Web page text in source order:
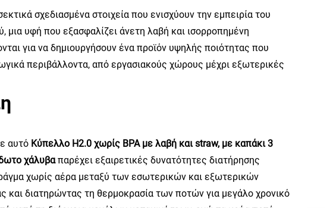
σχεδιασμένα στοιχεία που ενισχύουν την εμπειρία του
υφή που εξασφαλίζει άνετη λαβή και ισορροπημένη
για να δημιουργήσουν ένα προϊόν υψηλής ποιότητας που
περιβάλλοντα, από εργασιακούς χώρους μέχρι εξωτερικές
αυτό Κύπελλο H2.0 χωρίς BPA με λαβή και straw, με καπάκι 3
χάλυβαπαρέχει εξαιρετικές δυνατότητες διατήρησης
χωρίς αέρα μεταξύ των εσωτερικών και εξωτερικών
διατηρώντας τη θερμοκρασία των ποτών για μεγάλο χρονικό